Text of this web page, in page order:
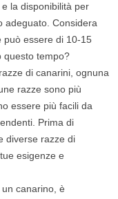
la disponibilità per
adeguato. Considera
può essere di 10-15
questo tempo?
di canarini, ognuna
razze sono più
essere più facili da
Prima di
diverse razze di
esigenze e
canarino, è